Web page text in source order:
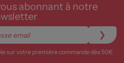
abonnant à notre
sur votre première commande dès 50€